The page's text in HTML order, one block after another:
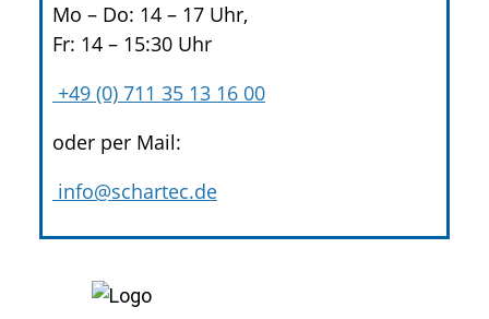
Mo – Do: 14 – 17 Uhr,
Fr: 14 – 15:30 Uhr
+49 (0) 711 35 13 16 00
oder per Mail:
info@schartec.de